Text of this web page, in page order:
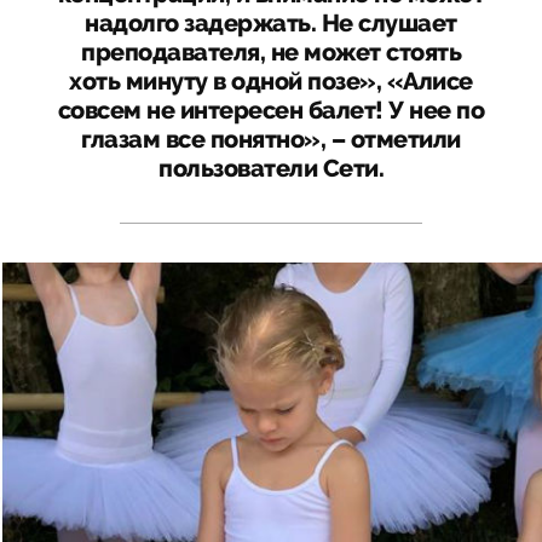
надолго задержать. Не слушает
преподавателя, не может стоять
хоть минуту в одной позе», «Алисе
совсем не интересен балет! У нее по
глазам все понятно», – отметили
пользователи Сети.